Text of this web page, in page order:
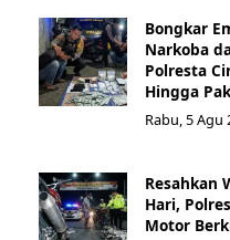
Bongkar
Narkoba
Polresta
Hingga
Rabu, 5 Agu
Resahkan
Hari,
Motor